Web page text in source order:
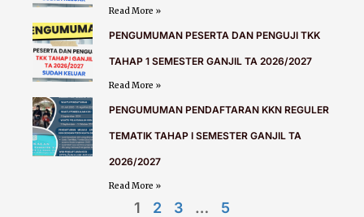
Read More »
PENGUMUMAN PESERTA DAN PENGUJI TKK
TAHAP 1 SEMESTER GANJIL TA 2026/2027
Read More »
PENGUMUMAN PENDAFTARAN KKN REGULER
TEMATIK TAHAP I SEMESTER GANJIL TA
2026/2027
Read More »
1 2 3 … 5